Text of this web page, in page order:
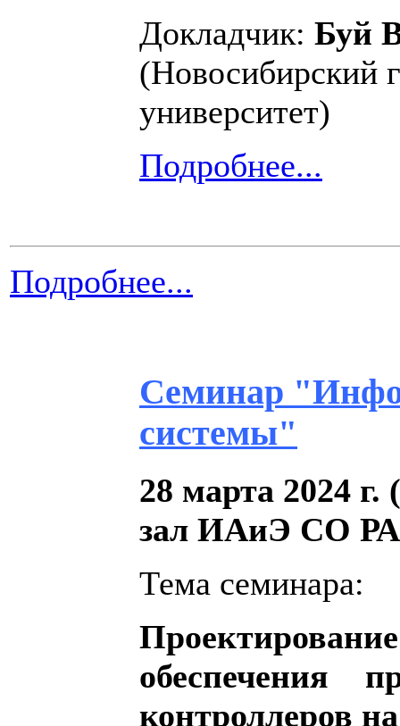
Докладчик: Буй
(Новосибирский
университет)
Подробнее...
Подробнее...
Семинар
системы"
28 марта 2024
зал ИAиЭ СО
Тема семинара:
обеспечения
контроллеров